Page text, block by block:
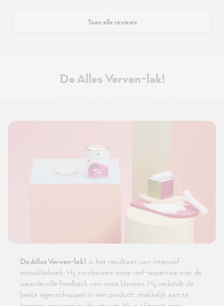
Toon alle reviews
De Alles Verven-lak!
De Alles Verven-lak! is het resultaat van intensief
ontwikkelwerk. Hij combineert onze verf-expertise met de
waardevolle feedback van onze klanten. Hij verbindt de
beste eigenschappen in één product: makkelijk aan te